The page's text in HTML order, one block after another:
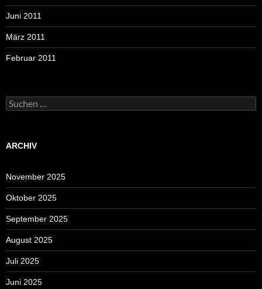
Juni 2011
März 2011
Februar 2011
Suchen
nach:
ARCHIV
November 2025
Oktober 2025
September 2025
August 2025
Juli 2025
Juni 2025